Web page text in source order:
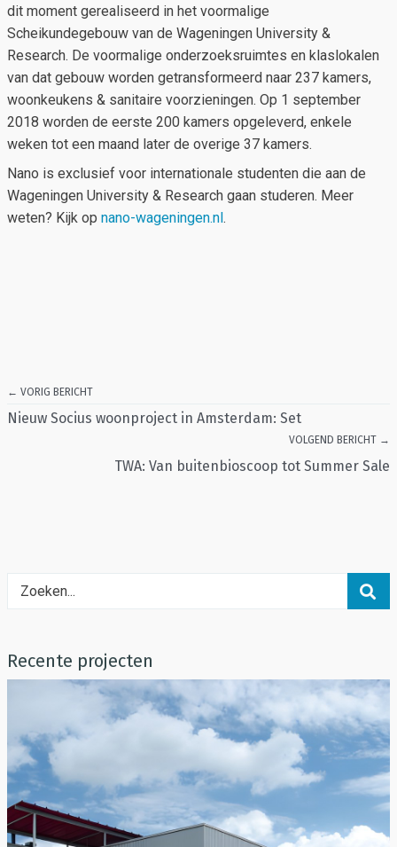
dit moment gerealiseerd in het voormalige
Scheikundegebouw van de Wageningen University &
Research. De voormalige onderzoeksruimtes en klaslokalen
van dat gebouw worden getransformeerd naar 237 kamers,
woonkeukens & sanitaire voorzieningen. Op 1 september
2018 worden de eerste 200 kamers opgeleverd, enkele
weken tot een maand later de overige 37 kamers.
Nano is exclusief voor internationale studenten die aan de
Wageningen University & Research gaan studeren. Meer
weten? Kijk op nano-wageningen.nl .
← VORIG BERICHT
Nieuw Socius woonproject in Amsterdam: Set
VOLGEND BERICHT →
TWA: Van buitenbioscoop tot Summer Sale
Recente projecten